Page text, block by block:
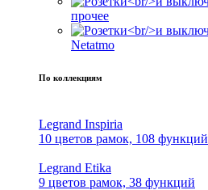
прочее
Netatmo
По коллекциям
Legrand Inspiria
10 цветов рамок, 108 функций
Legrand Etika
9 цветов рамок, 38 функций